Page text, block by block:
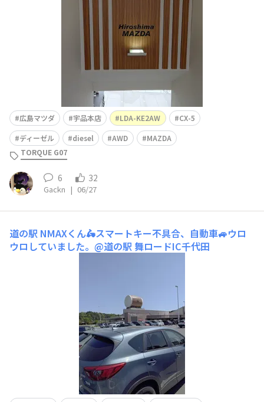
広島マツダ 宇品本店 LDA-KE2AW
CX-5
ディーゼル
diesel AWD
MAZDA
TORQUE G07
6 32
Gackn | 06/27
道の駅 NMAXくん🛵スマートキー不具合、自動車🚙ウロ
ウロしていました。@道の駅 舞ロードIC千代田